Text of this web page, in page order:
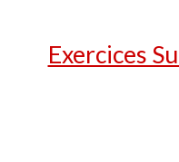
Exercices